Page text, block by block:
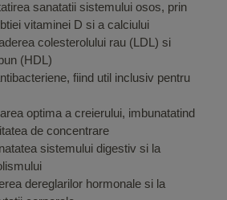
sanatatii sistemului osos, prin
vitaminei D si a calciului
colesterolului rau (LDL) si
(HDL)
fiind util inclusiv pentru
optima a creierului, imbunatatind
de concentrare
sistemului digestiv si la
dereglarilor hormonale si la